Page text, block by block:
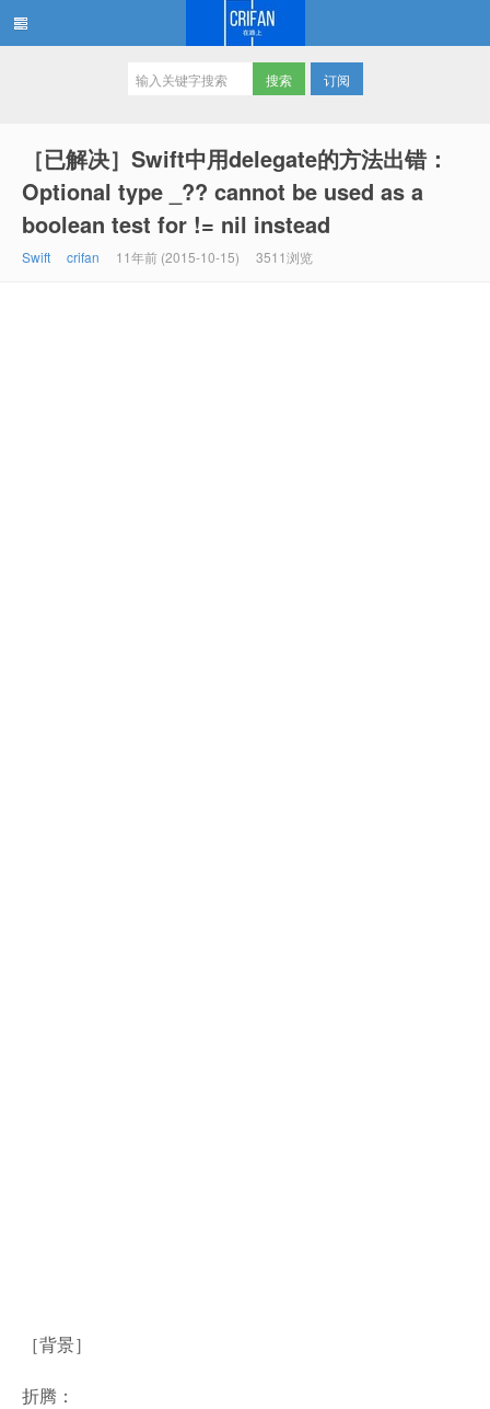
订阅
［已解决］Swift中用delegate的方法出错：
Optional type _?? cannot be used as a
boolean test for != nil instead
Swift crifan 11年前 (2015-10-15) 3511浏览
［背景］
折腾：